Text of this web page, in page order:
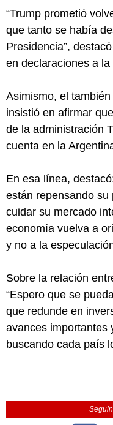
“Trump prometió
que tanto se había
Presidencia”,
en declaraciones a
Asimismo, el
insistió en afirmar
de la administración
cuenta en la
En esa línea,
están repensando
cuidar su mercado
economía vuelva a
y no a la
Sobre la relación
“Espero que se
que redunde en
avances importantes
buscando cada país